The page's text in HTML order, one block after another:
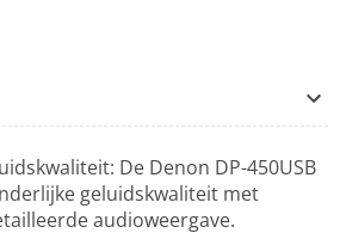
De Denon DP-450USB
geluidskwaliteit met
audioweergave.